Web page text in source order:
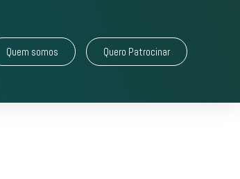
Quem somos Quero Patrocinar